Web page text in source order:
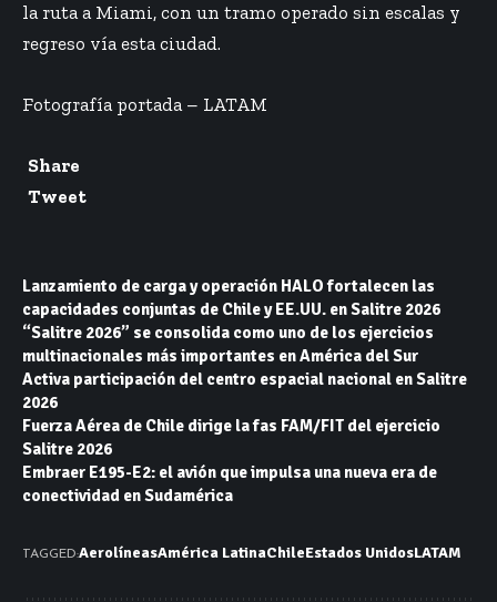
la ruta a Miami, con un tramo operado sin escalas y
regreso vía esta ciudad.
Fotografía portada – LATAM
Share
Tweet
Lanzamiento de carga y operación HALO fortalecen las
capacidades conjuntas de Chile y EE.UU. en Salitre 2026
“Salitre 2026” se consolida como uno de los ejercicios
multinacionales más importantes en América del Sur
Activa participación del centro espacial nacional en Salitre
2026
Fuerza Aérea de Chile dirige la fas FAM/FIT del ejercicio
Salitre 2026
Embraer E195-E2: el avión que impulsa una nueva era de
conectividad en Sudamérica
TAGGED:AerolíneasAmérica LatinaChileEstados UnidosLATAM